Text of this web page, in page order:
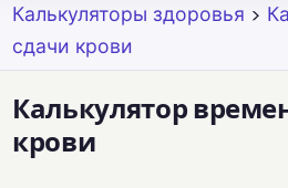
Калькуляторы здоровья >
сдачи крови
Калькулятор
крови